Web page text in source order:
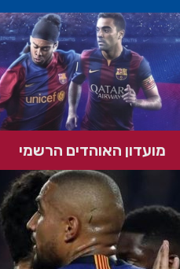
מועדון האוהדים הרשמי